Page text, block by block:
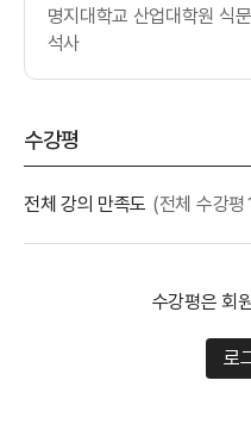
명지대학교 산업대학원 식
석사
수강평
전체 강의 만족도 (전체 수강
수강평은 회
로